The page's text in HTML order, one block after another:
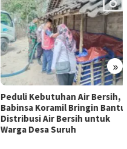
»
Peduli Kebutuhan Air Bersih,
Babinsa Koramil Bringin Bantu
Distribusi Air Bersih untuk
Warga Desa Suruh